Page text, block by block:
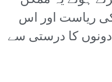
ریاست اور اس
کا درستی سے